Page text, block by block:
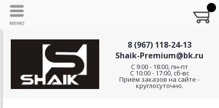
8 (967) 118-24-13
Shaik-Premium@bk.ru
C 9:00 - 18:00, пн-пт
С 10:00 - 17:00, сб-вс
Приём заказов на сайте -
круглосуточно.